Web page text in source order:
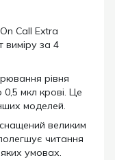
Call Extra
виміру за 4
рівня
0,5 мкл крові. Це
моделей.
великим
читання
умовах.